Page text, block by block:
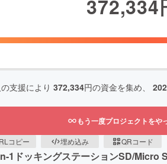
372,334
支援により 372,334円の資金を集め、
もう一度プロジェクトをや
コピー 埋め込み QRコード
1ドッキングステーションSD/